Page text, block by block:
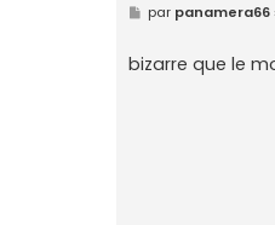
M
e
s
a
par panamera66
bizarre que le